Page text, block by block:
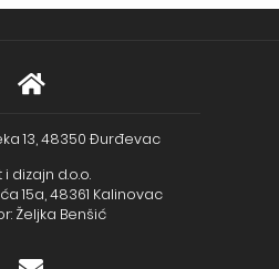
13, 48350 Đurđevac
i dizajn d.o.o.
15a, 48361 Kalinovac
Željka Benšić